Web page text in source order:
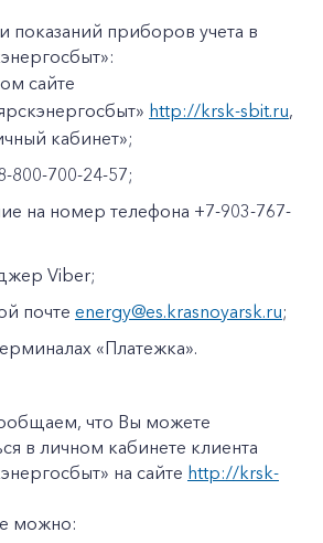
показаний приборов учета в
сайте
http://krsk-sbit.ru,
кабинет»;
800-700-24-57;
на номер телефона +7-903-767-
Viber;
почте energy@es.krasnoyarsk.ru;
«Платежка».
что Вы можете
в личном кабинете клиента
на сайте http://krsk-
можно: